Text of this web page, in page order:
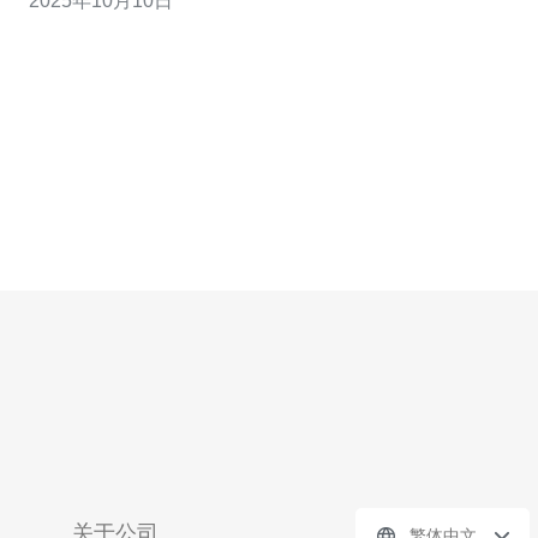
文将为您推荐几款优秀的香港CN2 SS服务，帮助您找到最
关于公司